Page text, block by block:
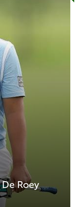
Roey